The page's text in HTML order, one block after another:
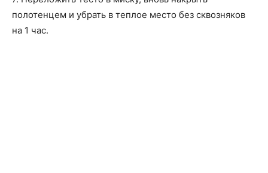
полотенцем и убрать в теплое место без сквозняков
на 1 час.